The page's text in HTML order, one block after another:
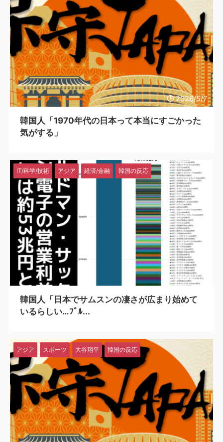
2026/5/7
韓国人「1970年代の日本って本当にすごかった
気がする」
2026/5/7
IT/科学/技術 アジア 経済/金融 韓国の反応
韓国人「日本でサムスンの凄さが広まり始めて
いるらしい…ﾌﾞﾙ...
アジア スポーツ 大谷翔平 韓国の反応